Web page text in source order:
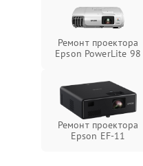
Ремонт проектора
Epson PowerLite 98
Ремонт проектора
Epson EF-11